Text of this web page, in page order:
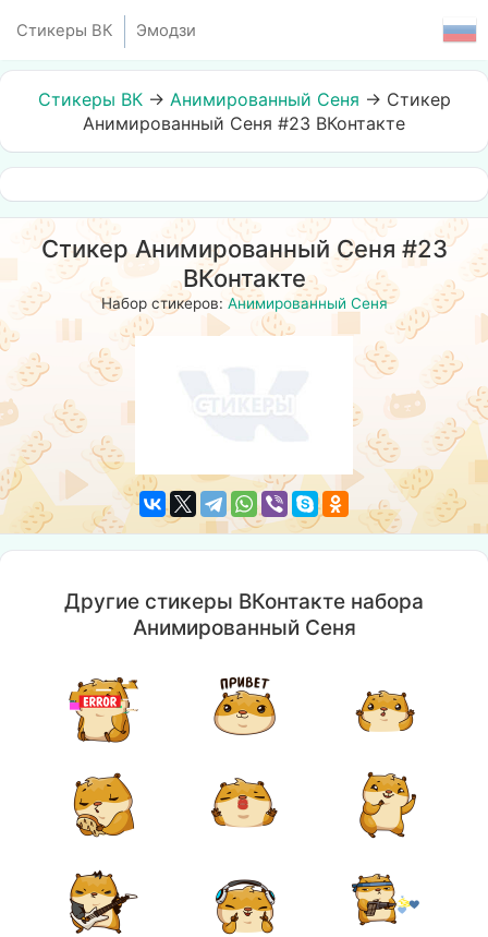
Стикеры ВК Эмодзи
Стикеры ВК→ Анимированный Сеня → Стикер
Анимированный Сеня #23 ВКонтакте
Стикер Анимированный Сеня #23
ВКонтакте
Набор стикеров: Анимированный Сеня
Другие стикеры ВКонтакте набора
Анимированный Сеня